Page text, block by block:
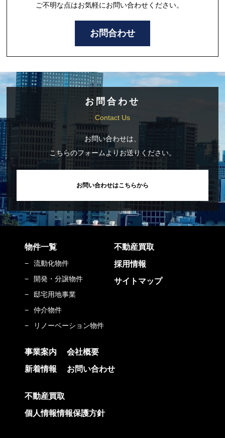
ご不明な点はお気軽にお問い合わせください。
お問合わせ
お問合わせ
Contact Us
お問い合わせは、
こちらのフォームよりお送りください。
お問い合わせはこちらから
物件一覧
流動化物件
開発・分譲物件
邸宅用地事業
仲介物件
リノーベーション物件
不動産買取
採用情報
サイトマップ
事業案内
新着情報
会社概要
お問い合わせ
不動産買取
個人情報情報保護方針